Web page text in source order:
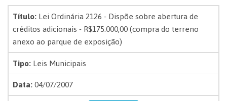
Título:Lei Ordinária 2126 - Dispõe sobre abertura de
créditos adicionais - R$175.000,00 (compra do terreno
anexo ao parque de exposição)
Tipo:Leis Municipais
Data:04/07/2007